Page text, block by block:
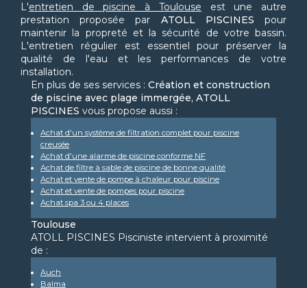
L'entretien de piscine à Toulouse est une autre
prestation proposée par ATOLL PISCINES pour
maintenir la propreté et la sécurité de votre bassin.
L'entretien régulier est essentiel pour préserver la
qualité de l'eau et les performances de votre
installation.
En plus de ses services : Création et construction
de piscine avec plage immergée, ATOLL
PISCINES vous propose aussi :
Achat d'un système de filtration complet pour piscine
creusée
Achat d'une alarme de piscine conforme NF
Achat de filtre à sable de piscine de bonne qualité
Achat et vente de pompe à chaleur pour piscine
Achat et vente de pompes pour piscine
Achat spa 3 ou 4 places
Toulouse
ATOLL PISCINES Pisciniste intervient à proximité
de :
Auch
Balma